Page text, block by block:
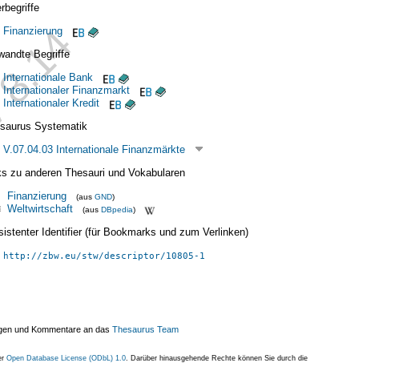
Finanzierung
Begriffe
Internationale Bank
Internationaler Finanzmarkt
Internationaler Kredit
Systematik
V.07.04.03 Internationale Finanzmärkte
zu anderen Thesauri und Vokabularen
Finanzierung (aus GND)
Weltwirtschaft (aus DBpedia)
Identifier (für Bookmarks und zum Verlinken)
http://zbw.eu/stw/descriptor/10805-1
und Kommentare an das Thesaurus Team
Open Database License (ODbL) 1.0 . Darüber hinausgehende Rechte können Sie durch die